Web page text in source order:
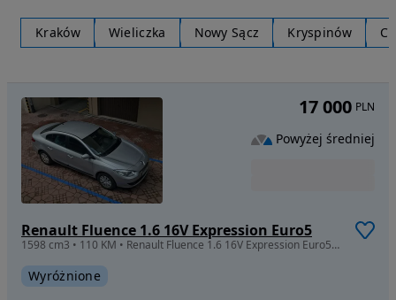
Kraków Wieliczka Nowy Sącz Kryspinów
Renault Fluence 1.6 16V Expression Euro5
1598 cm3 • 110 KM • Renault Fluence 1.6 16V Expression Euro5 110 KM - pierwszy właściciel
Wyróżnione
17 000 PLN
Powyżej średniej